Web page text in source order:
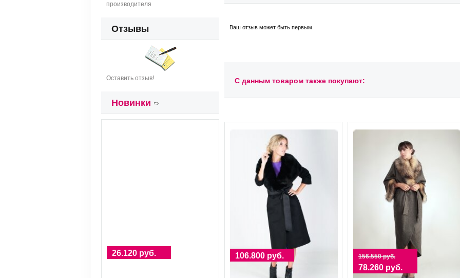
Ваш отзыв может быть первым.
С данным товаром также покупают:
106.800 руб. 156.550 руб.
78.260 руб.
производителя
Отзывы
Оставить отзыв!
Новинки
26.120 руб.